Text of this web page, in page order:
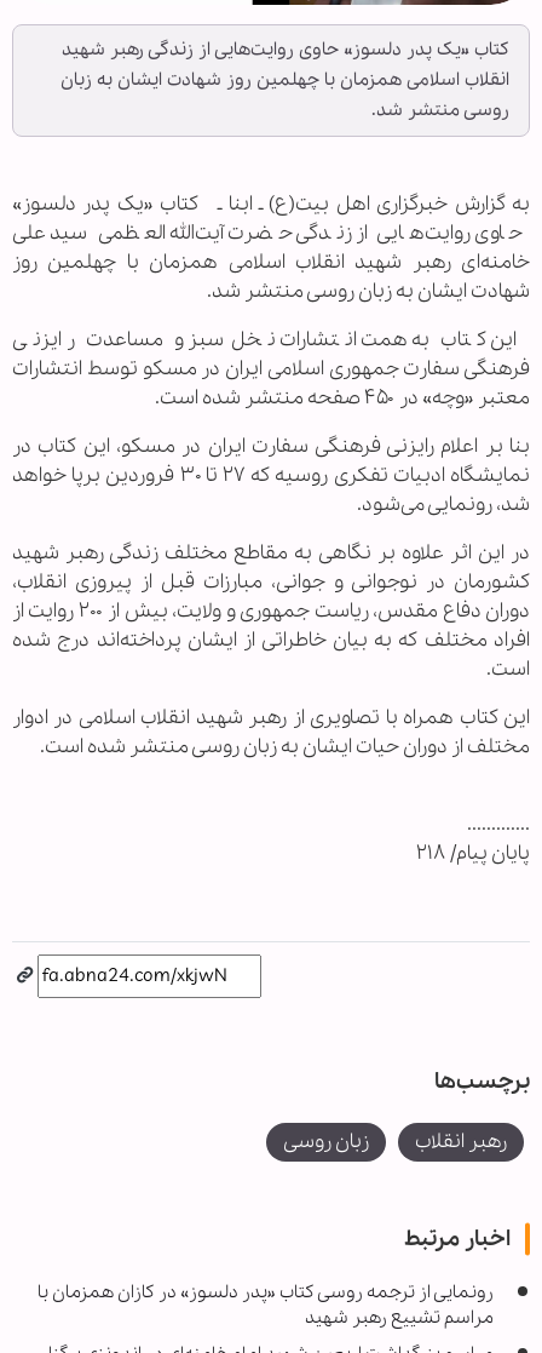
کتاب «یک پدر دلسوز» حاوی روایت‌هایی از زندگی رهبر شهید
انقلاب اسلامی همزمان با چهلمین روز شهادت ایشان به زبان
روسی منتشر شد.
به گزارش خبرگزاری اهل بیت(ع) ـ ابنا ـ کتاب «یک پدر دلسوز»
حاوی روایت‌هایی از زندگی حضرت آیت‌الله العظمی سید علی
خامنه‌ای رهبر شهید انقلاب اسلامی همزمان با چهلمین روز
شهادت ایشان به زبان روسی منتشر شد.
این کتاب به همت انتشارات نخل‌سبز و مساعدت رایزنی
فرهنگی سفارت جمهوری اسلامی ایران در مسکو توسط انتشارات
معتبر «وچه» در ۴۵٠ صفحه منتشر شده است.
بنا بر اعلام رایزنی فرهنگی سفارت ایران در مسکو، این کتاب در
نمایشگاه ادبیات تفکری روسیه که ٢٧ تا ٣٠ فروردین برپا خواهد
شد، رونمایی می‌شود.
در این اثر علاوه بر نگاهی به مقاطع مختلف زندگی رهبر شهید
کشورمان در نوجوانی و جوانی، مبارزات قبل از پیروزی انقلاب،
دوران دفاع مقدس، ریاست جمهوری و ولایت، بیش از ۲۰۰ روایت از
افراد مختلف که به بیان خاطراتی از ایشان پرداخته‌اند درج شده
است.
این کتاب همراه با تصاویری از رهبر شهید انقلاب اسلامی در ادوار
مختلف از دوران حیات ایشان به زبان روسی منتشر شده است.
.............
پایان پیام/ ۲۱۸
برچسب‌ها
رهبر انقلاب زبان روسی
اخبار مرتبط
رونمایی از ترجمه روسی کتاب «پدر دلسوز» در کازان همزمان با
مراسم تشییع رهبر شهید